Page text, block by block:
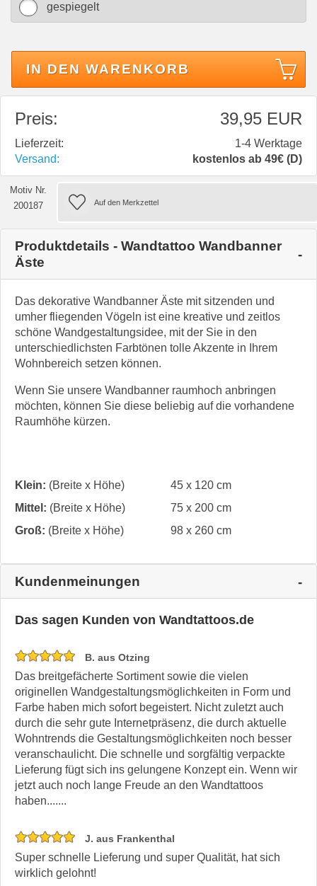
gespiegelt
IN DEN WARENKORB
Preis: 39,95 EUR
Lieferzeit:
1-4 Werktage
Versand:
kostenlos ab 49€ (D)
Motiv Nr.
200187
Produktdetails - Wandtattoo Wandbanner
Äste
Das dekorative Wandbanner Äste mit sitzenden und
umher fliegenden Vögeln ist eine kreative und zeitlos
schöne Wandgestaltungsidee, mit der Sie in den
unterschiedlichsten Farbtönen tolle Akzente in Ihrem
Wohnbereich setzen können.
Wenn Sie unsere Wandbanner raumhoch anbringen
möchten, können Sie diese beliebig auf die vorhandene
Raumhöhe kürzen.
Klein: (Breite x Höhe)
45 x 120 cm
Mittel: (Breite x Höhe)
75 x 200 cm
Groß: (Breite x Höhe) 98 x 260 cm
Kundenmeinungen
Das sagen Kunden von Wandtattoos.de
B. aus Otzing
Das breitgefächerte Sortiment sowie die vielen
originellen Wandgestaltungsmöglichkeiten in Form und
Farbe haben mich sofort begeistert. Nicht zuletzt auch
durch die sehr gute Internetpräsenz, die durch aktuelle
Wohntrends die Gestaltungsmöglichkeiten noch besser
veranschaulicht. Die schnelle und sorgfältig verpackte
Lieferung fügt sich ins gelungene Konzept ein. Wenn wir
jetzt auch noch lange Freude an den Wandtattoos
haben.......
J. aus Frankenthal
Super schnelle Lieferung und super Qualität, hat sich
wirklich gelohnt!